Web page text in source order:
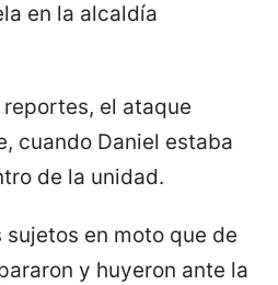
en la alcaldía
el ataque
cuando Daniel estaba
de la unidad.
en moto que de
y huyeron ante la